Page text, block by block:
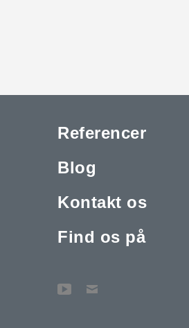
Referencer
Blog
Kontakt os
Find os på